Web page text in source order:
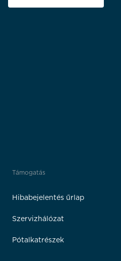
Támogatás
Hibabejelentés űrlap
Szervizhálózat
Pótalkatrészek